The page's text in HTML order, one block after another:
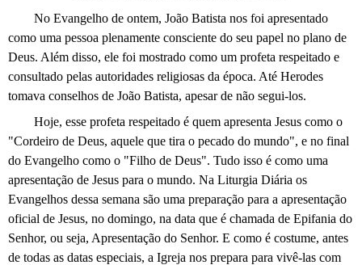
No Evangelho de ontem, João Batista nos foi apresentado
como uma pessoa plenamente consciente do seu papel no plano de
Deus. Além disso, ele foi mostrado como um profeta respeitado e
consultado pelas autoridades religiosas da época. Até Herodes
tomava conselhos de João Batista, apesar de não segui-los.
Hoje, esse profeta respeitado é quem apresenta Jesus como o
"Cordeiro de Deus, aquele que tira o pecado do mundo", e no final
do Evangelho como o "Filho de Deus". Tudo isso é como uma
apresentação de Jesus para o mundo. Na Liturgia Diária os
Evangelhos dessa semana são uma preparação para a apresentação
oficial de Jesus, no domingo, na data que é chamada de Epifania do
Senhor, ou seja, Apresentação do Senhor. E como é costume, antes
de todas as datas especiais, a Igreja nos prepara para vivê-las com